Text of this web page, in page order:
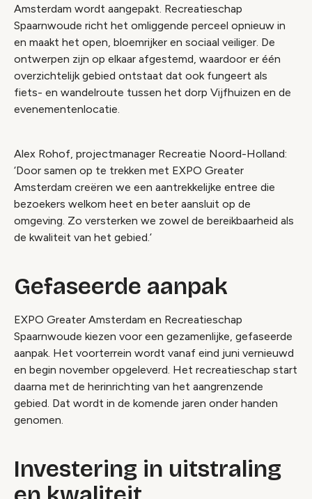
Amsterdam wordt aangepakt. Recreatieschap
Spaarnwoude richt het omliggende perceel opnieuw in
en maakt het open, bloemrijker en sociaal veiliger. De
ontwerpen zijn op elkaar afgestemd, waardoor er één
overzichtelijk gebied ontstaat dat ook fungeert als
fiets- en wandelroute tussen het dorp Vijfhuizen en de
evenementenlocatie.
Alex Rohof, projectmanager Recreatie Noord-Holland:
‘Door samen op te trekken met EXPO Greater
Amsterdam creëren we een aantrekkelijke entree die
bezoekers welkom heet en beter aansluit op de
omgeving. Zo versterken we zowel de bereikbaarheid als
de kwaliteit van het gebied.’
Gefaseerde aanpak
EXPO Greater Amsterdam en Recreatieschap
Spaarnwoude kiezen voor een gezamenlijke, gefaseerde
aanpak. Het voorterrein wordt vanaf eind juni vernieuwd
en begin november opgeleverd. Het recreatieschap start
daarna met de herinrichting van het aangrenzende
gebied. Dat wordt in de komende jaren onder handen
genomen.
Investering in uitstraling